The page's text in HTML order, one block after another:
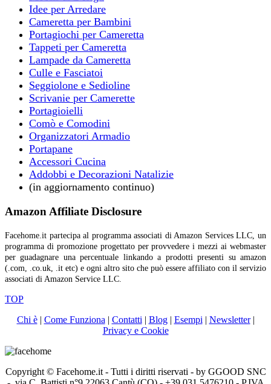
Idee per Arredare
Cameretta per Bambini
Portagiochi per Cameretta
Tappeti per Cameretta
Lampade da Cameretta
Culle e Fasciatoi
Seggiolone e Sedioline
Scrivanie per Camerette
Portagioielli
Comò e Comodini
Organizzatori Armadio
Portapane
Accessori Cucina
Addobbi e Decorazioni Natalizie
(in aggiornamento continuo)
Amazon Affiliate Disclosure
Facehome.it partecipa al programma associati di Amazon Services LLC, un
programma di promozione progettato per provvedere i mezzi ai webmaster
per guadagnare una percentuale linkando a prodotti presenti su amazon
(.com, .co.uk, .it etc) e ogni altro sito che può essere affiliato con il servizio
associati di Amazon Service LLC.
TOP
Chi è| Come Funziona | Contatti | Blog| Esempi | Newsletter|
Privacy e Cookie
Copyright © Facehome.it - Tutti i diritti riservati - by GGOOD SNC